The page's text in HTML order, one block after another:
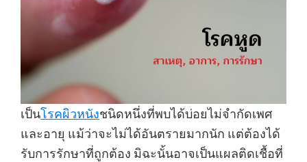
เป็นโรคผิวหนังชนิดหนึ่งที่พบได้บ่อยไม่จำกัดเพศ
และอายุ แม้ว่าจะไม่ได้อันตรายมากนัก แต่ต้องได้
รับการรักษาที่ถูกต้อง มิฉะนั้นอาจเป็นแผลติดเชื้อที่